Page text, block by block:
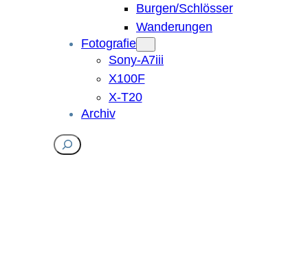
Burgen/Schlösser
Wanderungen
Fotografie
Sony-A7iii
X100F
X-T20
Archiv
Suchen